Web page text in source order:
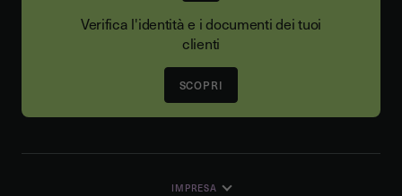
Verifica l'identità e i documenti dei tuoi
clienti
SCOPRI
IMPRESA